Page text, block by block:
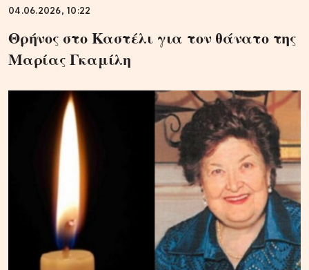
04.06.2026, 10:22
Θρήνος στο Καστέλι για τον θάνατο της
Μαρίας Γκαμίλη